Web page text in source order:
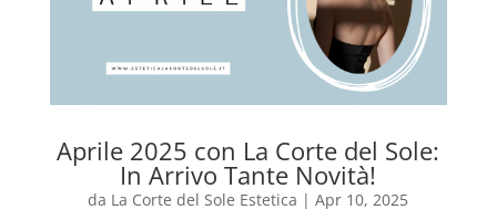
Aprile 2025 con La Corte del Sole:
In Arrivo Tante Novità!
da La Corte del Sole Estetica |Apr 10, 2025